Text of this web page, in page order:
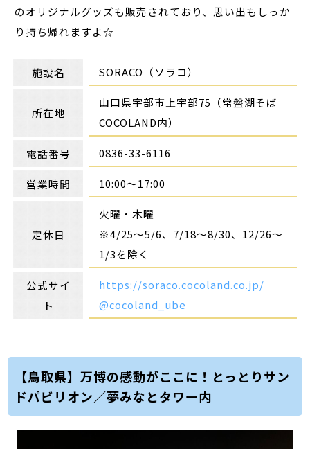
のオリジナルグッズも販売されており、思い出もしっか
り持ち帰れますよ☆
施設名 SORACO（ソラコ）
所在地
山口県宇部市上宇部75（常盤湖そば
COCOLAND内）
電話番号 0836-33-6116
営業時間 10:00〜17:00
定休日
火曜・木曜
※4/25～5/6、7/18～8/30、12/26～
1/3を除く
公式サイ
ト
https://soraco.cocoland.co.jp/
@cocoland_ube
【鳥取県】万博の感動がここに！とっとりサン
ドパビリオン／夢みなとタワー内